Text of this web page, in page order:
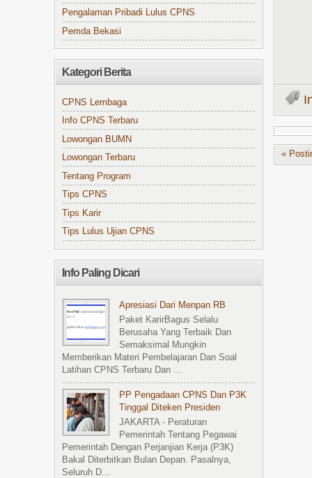
«
Pengalaman Pribadi Lulus CPNS
Pemda Bekasi
Kategori Berita
CPNS Lembaga
Info CPNS Terbaru
Lowongan BUMN
Lowongan Terbaru
Tentang Program
Tips CPNS
Tips Karir
Tips Lulus Ujian CPNS
Info Paling Dicari
Apresiasi Dari Menpan RB
Paket KarirBagus Selalu
Berusaha Yang Terbaik Dan
Semaksimal Mungkin
Memberikan Materi Pembelajaran Dan Soal
Latihan CPNS Terbaru Dan ...
PP Pengadaan CPNS Dan P3K
Tinggal Diteken Presiden
JAKARTA - Peraturan
Pemerintah Tentang Pegawai
Pemerintah Dengan Perjanjian Kerja (P3K)
Bakal Diterbitkan Bulan Depan. Pasalnya,
Seluruh D...